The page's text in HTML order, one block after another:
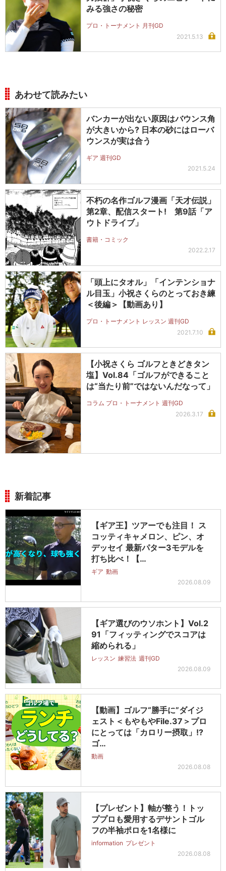
みる強さの秘密
プロ・トーナメント 月刊GD
2021.5.13
あわせて読みたい
バンカーが出ない原因はバウンス角
が大きいから? 日本の砂にはローバ
ウンスが実は合う
ギア 週刊GD
2021.5.24
不朽の名作ゴルフ漫画「天才伝説」
第2章、配信スタート! 第9話「ア
ウトドライブ」
書籍・コミック
2022.2.17
「頭上にタオル」「インテンショナ
ル目玉」小祝さくらのとっておき練
＜後編＞【動画あり】
プロ・トーナメント レッスン 週刊GD
2021.7.10
【小祝さくら ゴルフときどきタン
塩】Vol.84「ゴルフができること
は“当たり前”ではないんだなって」
コラム プロ・トーナメント 週刊GD
2026.3.17
新着記事
【ギア王】ツアーでも注目！ ス
コッティキャメロン、ピン、オ
デッセイ 最新パター3モデルを
打ち比べ！【…
ギア 動画
2026.08.09
【ギア選びのウソホント】Vol.2
91「フィッティングでスコアは
縮められる」
レッスン 練習法 週刊GD
2026.08.09
【動画】ゴルフ“勝手に”ダイジ
ェスト＜もやもやFile.37＞プロ
にとっては「カロリー摂取」!?
ゴ…
動画
2026.08.08
【プレゼント】軸が整う！トッ
ププロも愛用するデサントゴル
フの半袖ポロを1名様に
information プレゼント
2026.08.08